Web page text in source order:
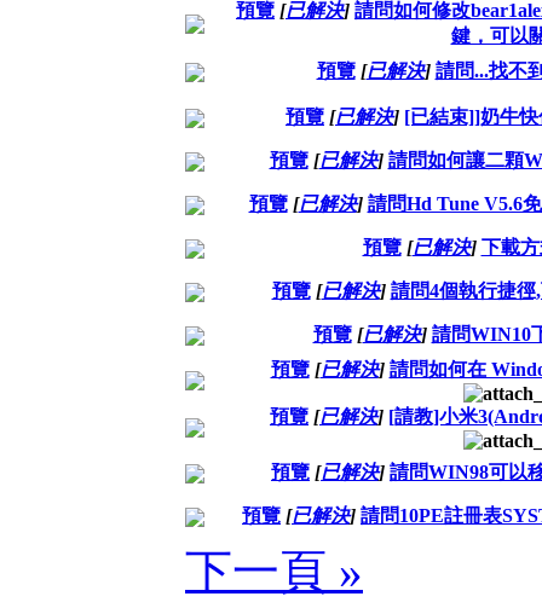
預覽 [已解決] 請問如何修改
鍵，可以
預覽 [已解決] 請問...找不
預覽 [已解決] [已結束]]奶牛
預覽 [已解決] 請問如何讓二顆
預覽 [已解決] 請問Hd Tune V5.6
預覽 [已解決] 下載
預覽 [已解決] 請問4個執行捷
預覽 [已解決] 請問WIN10
預覽 [已解決] 請問如何在
預覽 [已解決] [請教]小米
預覽 [已解決] 請問WIN98可以
預覽 [已解決] 請問10PE註冊表
下一頁 »